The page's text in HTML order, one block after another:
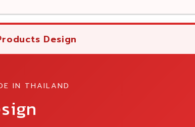
Design
IN THAILAND